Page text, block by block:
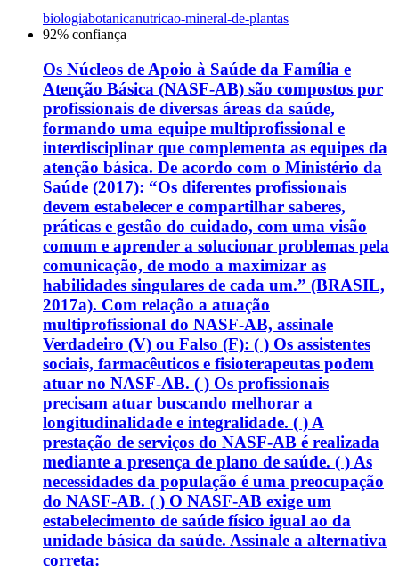
biologiabotanicanutricao-mineral-de-plantas
92% confiança
Os Núcleos de Apoio à Saúde da Família e
Atenção Básica (NASF-AB) são compostos por
profissionais de diversas áreas da saúde,
formando uma equipe multiprofissional e
interdisciplinar que complementa as equipes da
atenção básica. De acordo com o Ministério da
Saúde (2017): “Os diferentes profissionais
devem estabelecer e compartilhar saberes,
práticas e gestão do cuidado, com uma visão
comum e aprender a solucionar problemas pela
comunicação, de modo a maximizar as
habilidades singulares de cada um.” (BRASIL,
2017a). Com relação a atuação
multiprofissional do NASF-AB, assinale
Verdadeiro (V) ou Falso (F): ( ) Os assistentes
sociais, farmacêuticos e fisioterapeutas podem
atuar no NASF-AB. ( ) Os profissionais
precisam atuar buscando melhorar a
longitudinalidade e integralidade. ( ) A
prestação de serviços do NASF-AB é realizada
mediante a presença de plano de saúde. ( ) As
necessidades da população é uma preocupação
do NASF-AB. ( ) O NASF-AB exige um
estabelecimento de saúde físico igual ao da
unidade básica da saúde. Assinale a alternativa
correta: